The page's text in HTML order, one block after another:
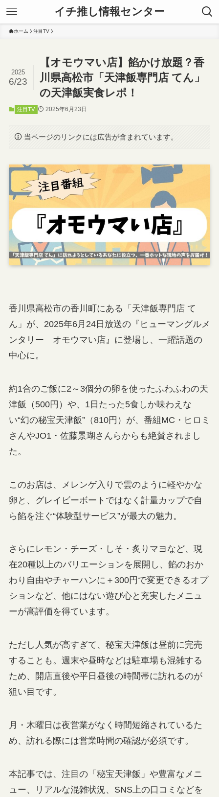
イチ推し情報センター
ホーム 注目TV
【オモウマい店】餡かけ放題？香
川県高松市「天津飯専門店 てん」
の天津飯実食レポ！
2025
6/23
注目TV 2025年6月23日
当ページのリンクには広告が含まれています。
香川県高松市の香川町にある「天津飯専門店 て
ん」が、2025年6月24日放送の『ヒューマングルメ
ンタリー オモウマい店』に登場し、一躍話題の
中心に。
約1合のご飯に2～3個分の卵を使ったふわふわの天
津飯（500円）や、1日たった5食しか味わえな
い“幻の秘宝天津飯”（810円）が、番組MC・ヒロミ
さんやJO1・佐藤景瑚さんらからも絶賛されまし
た。
このお店は、メレンゲ入りで雲のように軽やかな
卵と、グレイビーボートではなく計量カップで自
ら餡を注ぐ“体験型サービス”が最大の魅力。
さらにレモン・チーズ・しそ・炙りマヨなど、現
在20種以上のバリエーションを展開し、餡のおか
わり自由やチャーハンに＋300円で変更できるオプ
ションなど、他にはない遊び心と充実したメニュ
ーが高評価を得ています。
ただし人気が高すぎて、秘宝天津飯は昼前に完売
することも。週末や昼時などは駐車場も混雑する
ため、開店直後や平日昼後の時間帯に訪れるのが
狙い目です。
月・木曜日は夜営業がなく時間短縮されているた
め、訪れる際には営業時間の確認が必須です。
本記事では、注目の「秘宝天津飯」や豊富なメニ
ュー、リアルな混雑状況、SNS上の口コミなどを